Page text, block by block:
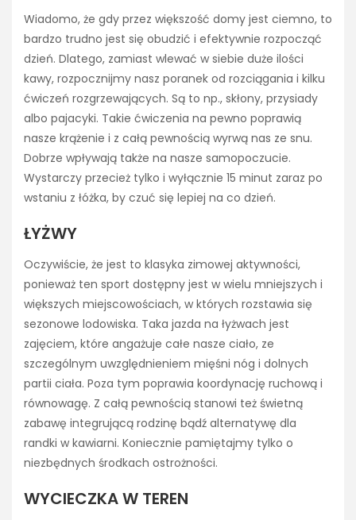
Wiadomo, że gdy przez większość domy jest ciemno, to
bardzo trudno jest się obudzić i efektywnie rozpocząć
dzień. Dlatego, zamiast wlewać w siebie duże ilości
kawy, rozpocznijmy nasz poranek od rozciągania i kilku
ćwiczeń rozgrzewających. Są to np., skłony, przysiady
albo pajacyki. Takie ćwiczenia na pewno poprawią
nasze krążenie i z całą pewnością wyrwą nas ze snu.
Dobrze wpływają także na nasze samopoczucie.
Wystarczy przecież tylko i wyłącznie 15 minut zaraz po
wstaniu z łóżka, by czuć się lepiej na co dzień.
ŁYŻWY
Oczywiście, że jest to klasyka zimowej aktywności,
ponieważ ten sport dostępny jest w wielu mniejszych i
większych miejscowościach, w których rozstawia się
sezonowe lodowiska. Taka jazda na łyżwach jest
zajęciem, które angażuje całe nasze ciało, ze
szczególnym uwzględnieniem mięśni nóg i dolnych
partii ciała. Poza tym poprawia koordynację ruchową i
równowagę. Z całą pewnością stanowi też świetną
zabawę integrującą rodzinę bądź alternatywę dla
randki w kawiarni. Koniecznie pamiętajmy tylko o
niezbędnych środkach ostrożności.
WYCIECZKA W TEREN